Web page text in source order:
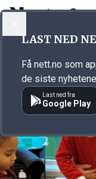
Annonsørinnhold
LAST NED
Få nett.no som
de siste
Last ned fra
Google Play